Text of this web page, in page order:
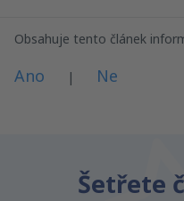
Obsahuje tento článek
Ano | Ne
Obsahuje nepřesné
Šetřete